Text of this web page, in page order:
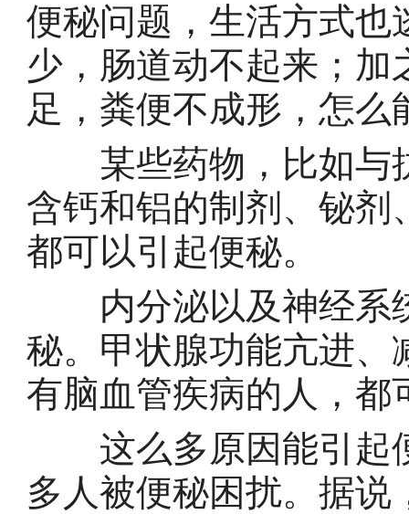
便秘问题，生活方式也
少，肠道动不起来；
足，粪便不成形，怎么
某些药物，比如与
含钙和铝的制剂、铋剂
都可以引起便秘。
内分泌以及神经系
秘。甲状腺功能亢进、
有脑血管疾病的人，都
这么多原因能引起
多人被便秘困扰。据